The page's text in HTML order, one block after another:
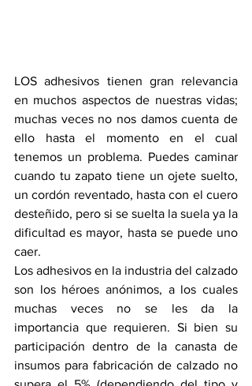
LOS adhesivos tienen gran relevancia
en muchos aspectos de nuestras vidas;
muchas veces no nos damos cuenta de
ello hasta el momento en el cual
tenemos un problema. Puedes caminar
cuando tu zapato tiene un ojete suelto,
un cordón reventado, hasta con el cuero
desteñido, pero si se suelta la suela ya la
dificultad es mayor, hasta se puede uno
caer.
Los adhesivos en la industria del calzado
son los héroes anónimos, a los cuales
muchas veces no se les da la
importancia que requieren. Si bien su
participación dentro de la canasta de
insumos para fabricación de calzado no